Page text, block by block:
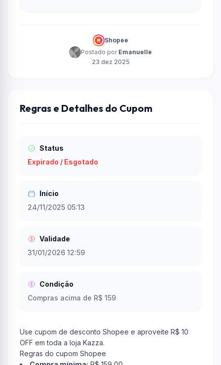
Shopee
Postado por Emanuelle
23 dez 2025
Regras e Detalhes do Cupom
Status
Expirado / Esgotado
Início
24/11/2025 05:13
Validade
31/01/2026 12:59
Condição
Compras acima de R$ 159
Use cupom de desconto Shopee e aproveite R$ 10
OFF em toda a loja Kazza.
Regras do cupom Shopee